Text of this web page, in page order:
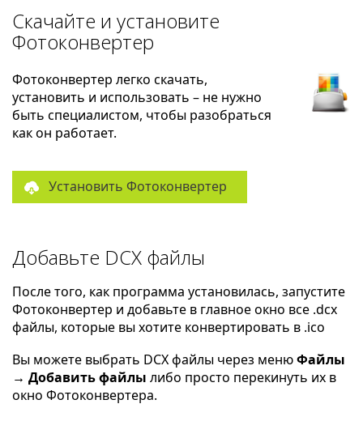
Скачайте и установите
Фотоконвертер
Фотоконвертер легко скачать,
установить и использовать – не нужно
быть специалистом, чтобы разобраться
как он работает.
Установить Фотоконвертер
Добавьте DCX файлы
После того, как программа установилась, запустите
Фотоконвертер и добавьте в главное окно все .dcx
файлы, которые вы хотите конвертировать в .ico
Вы можете выбрать DCX файлы через менюФайлы
→ Добавить файлы либо просто перекинуть их в
окно Фотоконвертера.